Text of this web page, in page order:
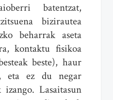
batentzat,
bizirautea
beharrak aseta
kontaktu fisikoa
beste), haur
eta ez du negar
Lasaitasun